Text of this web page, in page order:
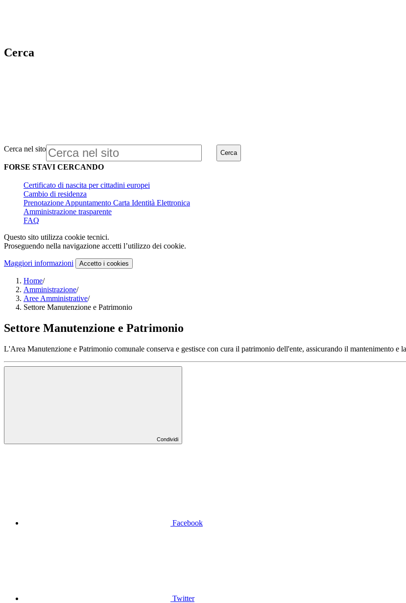
Cerca
Cerca nel sito Cerca
FORSE STAVI CERCANDO
Certificato di nascita per cittadini europei
Cambio di residenza
Prenotazione Appuntamento Carta Identità Elettronica
Amministrazione trasparente
FAQ
Questo sito utilizza cookie tecnici.
Proseguendo nella navigazione accetti l’utilizzo dei cookie.
Maggiori informazioni Accetto i cookies
Home/
Amministrazione/
Aree Amministrative/
Settore Manutenzione e Patrimonio
Settore Manutenzione e Patrimonio
L'Area Manutenzione e Patrimonio comunale conserva e gestisce con cura il patrimonio dell'ente, assicurando il mantenimento e
Condividi
Facebook
Twitter